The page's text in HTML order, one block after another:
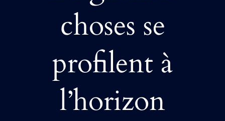
choses se
profilent à
l’horizon